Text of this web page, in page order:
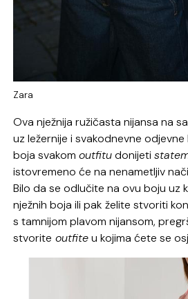
Zara
Ova nježnija ružičasta nijansa na
uz ležernije i svakodnevne
boja svakomoutfitudonijeti
istovremeno će na nenametljiv
Bilo da se odlučite na ovu boju uz
nježnih boja ili pak želite stvoriti
s tamnijom plavom nijansom,
stvorite outfiteu kojima ćete se